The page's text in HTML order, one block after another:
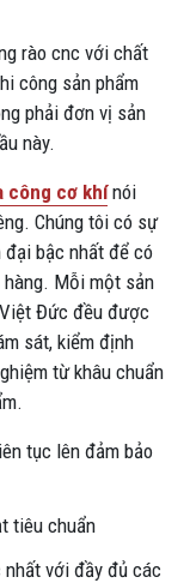
rào cnc với chất
công sản phẩm
phải đơn vị sản
này.
công cơ khínói
Chúng tôi có sự
bậc nhất để có
Mỗi một sản
Đức đều được
sát, kiểm định
từ khâu chuẩn
tục lên đảm bảo
tiêu chuẩn
với đầy đủ các